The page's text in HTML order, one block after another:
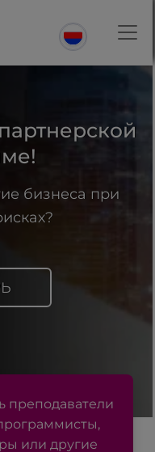
партнерской
бизнеса при
преподаватели
или другие